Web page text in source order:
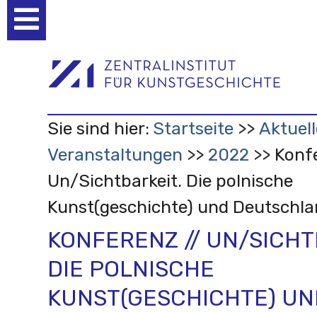
Werkzeuge
Sie sind hier: Startseite
Veranstaltungen
2022
Un/Sichtbarkeit. Die polnische
Kunst(geschichte) und
KONFERENZ // UN/
DIE POLNISCHE
KUNST(GESCHICHTE)